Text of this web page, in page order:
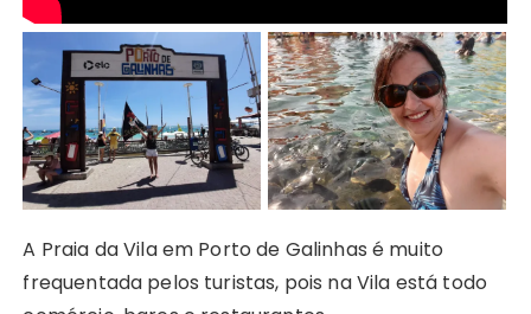
A Praia da Vila em Porto de Galinhas é muito
frequentada pelos turistas, pois na Vila está todo